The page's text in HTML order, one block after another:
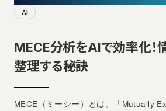
AI
MECE分析をAIで効率化！
整理する秘訣
MECE（ミーシー）とは、「Mutually